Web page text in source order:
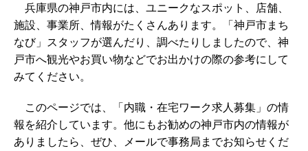
兵庫県の神戸市内には、ユニークなスポット、店舗、
施設、事業所、情報がたくさんあります。「神戸市まち
なび」スタッフが選んだり、調べたりしましたので、神
戸市へ観光やお買い物などでお出かけの際の参考にして
みてください。
このページでは、「内職・在宅ワーク求人募集」の情
報を紹介しています。他にもお勧めの神戸市内の情報が
ありましたら、ぜひ、メールで事務局までお知らせくだ